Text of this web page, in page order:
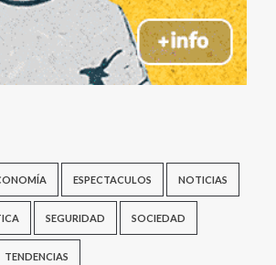
ESPECTACULOS NOTICIAS
SEGURIDAD SOCIEDAD
TENDENCIAS